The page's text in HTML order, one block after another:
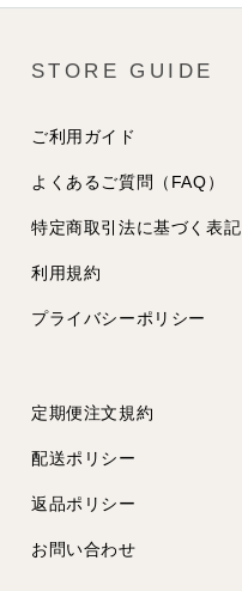
STORE GUIDE
ご利用ガイド
よくあるご質問（FAQ）
特定商取引法に基づく表記
利用規約
プライバシーポリシー
定期便注文規約
配送ポリシー
返品ポリシー
お問い合わせ